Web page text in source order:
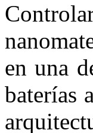
en una
baterías